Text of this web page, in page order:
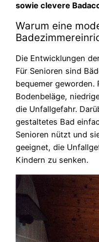
sowie clevere
Warum eine
Die Entwicklungen
Für Senioren sind
bequemer geworden.
Bodenbeläge,
die Unfallgefahr.
gestaltetes Bad
Senioren nützt und
geeignet, die
Kindern zu senken.